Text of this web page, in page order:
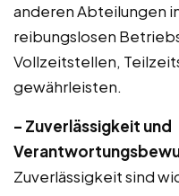
anderen Abteilungen
reibungslosen
Vollzeitstellen,
gewährleisten.
– Zuverlässigkeit und
Zuverlässigkeit sind